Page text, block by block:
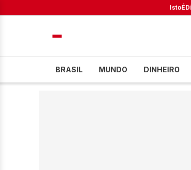
IstoÉ
BRASIL MUNDO DINHEIRO